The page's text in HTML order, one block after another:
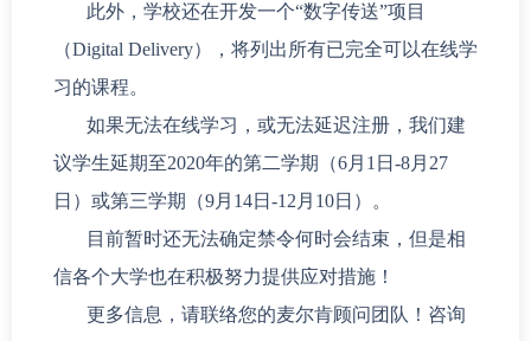
此外，学校还在开发一个“数字传送”项目
（Digital Delivery），将列出所有已完全可以在线学
习的课程。
如果无法在线学习，或无法延迟注册，我们建
议学生延期至2020年的第二学期（6月1日-8月27
日）或第三学期（9月14日-12月10日）。
目前暂时还无法确定禁令何时会结束，但是相
信各个大学也在积极努力提供应对措施！
更多信息，请联络您的麦尔肯顾问团队！咨询